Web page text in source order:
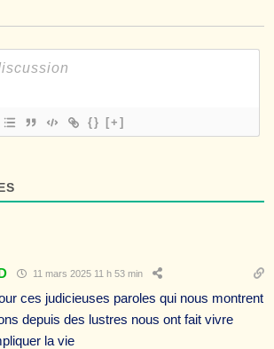
{} [+]
11 mars 2025 11 h 53 min
ces judicieuses paroles qui nous montrent
depuis des lustres nous ont fait vivre
la vie